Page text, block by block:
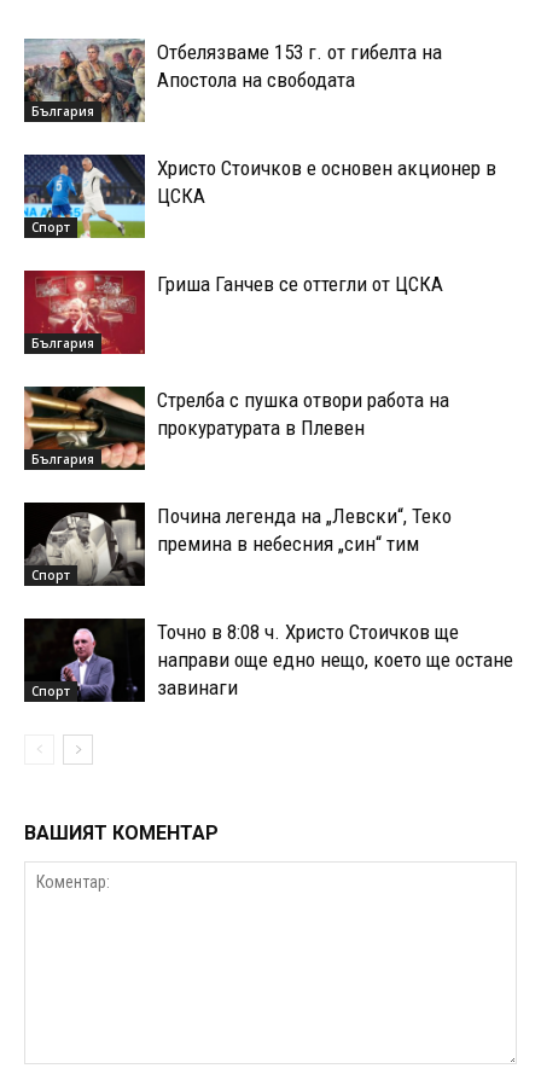
България
Отбелязваме 153 г. от гибелта на
Апостола на свободата
Спорт
Христо Стоичков е основен акционер в
ЦСКА
България
Гриша Ганчев се оттегли от ЦСКА
България
Стрелба с пушка отвори работа на
прокуратурата в Плевен
Спорт
Почина легенда на „Левски“, Теко
премина в небесния „син“ тим
Спорт
Точно в 8:08 ч. Христо Стоичков ще
направи още едно нещо, което ще остане
завинаги
ВАШИЯТ КОМЕНТАР